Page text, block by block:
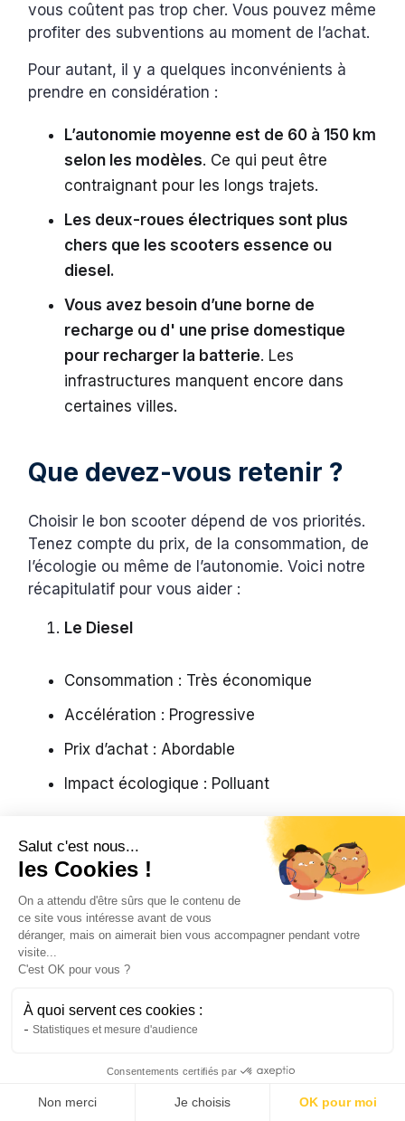
vous coûtent pas trop cher. Vous pouvez même
profiter des subventions au moment de l’achat.
Pour autant, il y a quelques inconvénients à
prendre en considération :
L’autonomie moyenne est de 60 à 150 km
selon les modèles. Ce qui peut être
contraignant pour les longs trajets.
Les deux-roues électriques sont plus
chers que les scooters essence ou
diesel.
Vous avez besoin d’une borne de
recharge ou d' une prise domestique
pour recharger la batterie. Les
infrastructures manquent encore dans
certaines villes.
Que devez-vous retenir ?
Choisir le bon scooter dépend de vos priorités.
Tenez compte du prix, de la consommation, de
l’écologie ou même de l’autonomie. Voici notre
récapitulatif pour vous aider :
Le Diesel
Consommation : Très économique
Accélération : Progressive
Prix d’achat : Abordable
Impact écologique : Polluant
Consommation : Moyenne
Accélération : Réactive
L’Hybride
Consommation : Faible
Salut c'est nous...
les Cookies !
On a attendu d'être sûrs que le contenu de
ce site vous intéresse avant de vous
déranger, mais on aimerait bien vous accompagner pendant votre
visite...
C'est OK pour vous ?
À quoi servent ces cookies :
Statistiques et mesure d'audience
Consentements certifiés par
Non merci Je choisis OK pour moi